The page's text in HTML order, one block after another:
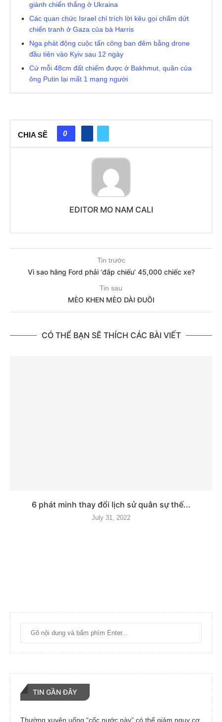
giành chiến thắng ở Ukraina
Các quan chức Israel chỉ trích lời kêu gọi chấm dứt
chiến tranh ở Gaza của bà Harris
Nga phát động cuộc tấn công ban đêm bằng drone
đầu tiên vào Kyiv sau 12 ngày
Cứ mỗi 48cm đất chiếm được ở Bakhmut, quân của
ông Putin lại mất 1 mạng người
CHIA SẼ 0
EDITOR MO NAM CALI
Tin trước
Vì sao hãng Ford phải ‘đắp chiếu’ 45,000 chiếc xe?
Tin sau
MÈO KHEN MÈO DÀI ĐUÔI
CÓ THỂ BẠN SẼ THÍCH CÁC BÀI VIẾT
6 phát minh thay đổi lịch sử quân sự thế...
July 31, 2022
TIN GẦN ĐÂY
Thường xuyên uống “cốc nước này” có thể giảm nguy cơ